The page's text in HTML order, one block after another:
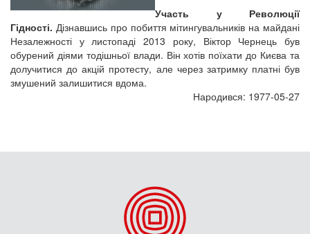
Участь у Революції
Гідності. Дізнавшись про побиття мітингувальників на майдані
Незалежності у листопаді 2013 року, Віктор Чернець був
обурений діями тодішньої влади. Він хотів поїхати до Києва та
долучитися до акцій протесту, але через затримку платні був
змушений залишитися вдома.
Народився: 1977-05-27